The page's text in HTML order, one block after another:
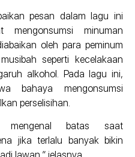
pesan dalam lagu ini
minuman
oleh para peminum
seperti kecelakaan
alkohol. Pada lagu ini,
bahaya mengonsumsi
perselisihan.
mengenal batas saat
jika terlalu banyak bikin